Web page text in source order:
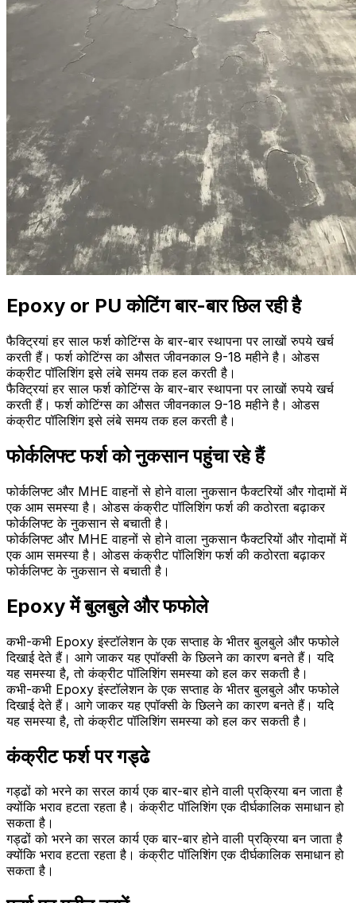
Epoxy or PU कोटिंग बार-बार छिल रही है
फैक्ट्रियां हर साल फर्श कोटिंग्स के बार-बार स्थापना पर लाखों रुपये खर्च
करती हैं। फर्श कोटिंग्स का औसत जीवनकाल 9-18 महीने है। ओडस
कंक्रीट पॉलिशिंग इसे लंबे समय तक हल करती है।
फैक्ट्रियां हर साल फर्श कोटिंग्स के बार-बार स्थापना पर लाखों रुपये खर्च
करती हैं। फर्श कोटिंग्स का औसत जीवनकाल 9-18 महीने है। ओडस
कंक्रीट पॉलिशिंग इसे लंबे समय तक हल करती है।
फोर्कलिफ्ट फर्श को नुकसान पहुंचा रहे हैं
फोर्कलिफ्ट और MHE वाहनों से होने वाला नुकसान फैक्टरियों और गोदामों में
एक आम समस्या है। ओडस कंक्रीट पॉलिशिंग फर्श की कठोरता बढ़ाकर
फोर्कलिफ्ट के नुकसान से बचाती है।
फोर्कलिफ्ट और MHE वाहनों से होने वाला नुकसान फैक्टरियों और गोदामों में
एक आम समस्या है। ओडस कंक्रीट पॉलिशिंग फर्श की कठोरता बढ़ाकर
फोर्कलिफ्ट के नुकसान से बचाती है।
Epoxy में बुलबुले और फफोले
कभी-कभी Epoxy इंस्टॉलेशन के एक सप्ताह के भीतर बुलबुले और फफोले
दिखाई देते हैं। आगे जाकर यह एपॉक्सी के छिलने का कारण बनते हैं। यदि
यह समस्या है, तो कंक्रीट पॉलिशिंग समस्या को हल कर सकती है।
कभी-कभी Epoxy इंस्टॉलेशन के एक सप्ताह के भीतर बुलबुले और फफोले
दिखाई देते हैं। आगे जाकर यह एपॉक्सी के छिलने का कारण बनते हैं। यदि
यह समस्या है, तो कंक्रीट पॉलिशिंग समस्या को हल कर सकती है।
कंक्रीट फर्श पर गड्ढे
गड्ढों को भरने का सरल कार्य एक बार-बार होने वाली प्रक्रिया बन जाता है
क्योंकि भराव हटता रहता है। कंक्रीट पॉलिशिंग एक दीर्घकालिक समाधान हो
सकता है।
गड्ढों को भरने का सरल कार्य एक बार-बार होने वाली प्रक्रिया बन जाता है
क्योंकि भराव हटता रहता है। कंक्रीट पॉलिशिंग एक दीर्घकालिक समाधान हो
सकता है।